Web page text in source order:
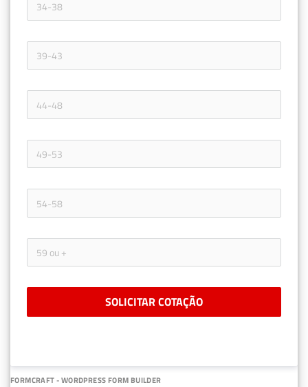
SOLICITAR COTAÇÃO
FORMCRAFT - WORDPRESS FORM BUILDER